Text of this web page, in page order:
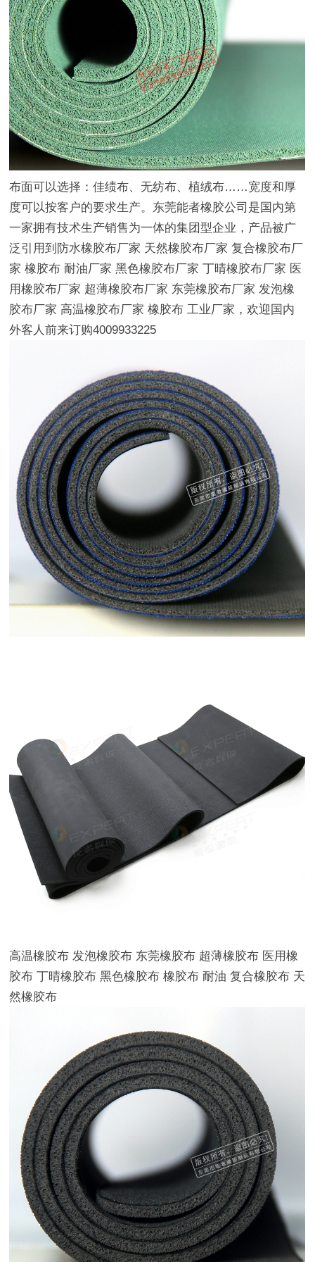
布面可以选择：佳绩布、无纺布、植绒布……宽度和厚
度可以按客户的要求生产。东莞能者橡胶公司是国内第
一家拥有技术生产销售为一体的集团型企业，产品被广
泛引用到防水橡胶布厂家 天然橡胶布厂家 复合橡胶布厂
家 橡胶布 耐油厂家 黑色橡胶布厂家 丁晴橡胶布厂家 医
用橡胶布厂家 超薄橡胶布厂家 东莞橡胶布厂家 发泡橡
胶布厂家 高温橡胶布厂家 橡胶布 工业厂家，欢迎国内
外客人前来订购4009933225
高温橡胶布 发泡橡胶布 东莞橡胶布 超薄橡胶布 医用橡
胶布 丁晴橡胶布 黑色橡胶布 橡胶布 耐油 复合橡胶布 天
然橡胶布